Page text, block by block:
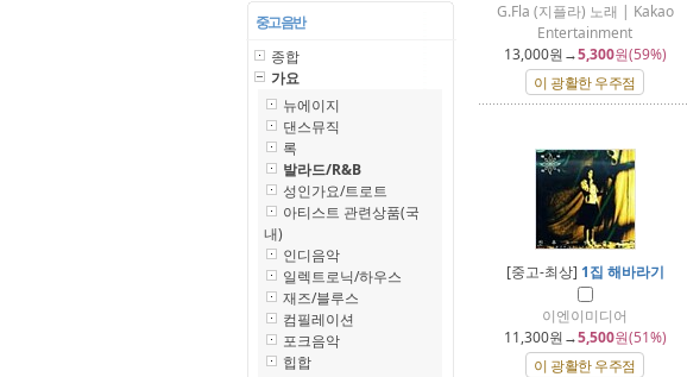
중고 음반
종합
가요
뉴에이지
댄스뮤직
록
발라드/R&B
성인가요/트로트
아티스트 관련상품(국
내)
인디음악
일렉트로닉/하우스
재즈/블루스
컴필레이션
포크음악
힙합
G.Fla (지플라) 노래 | Kakao
Entertainment
13,000원→5,300원(59%)
이 광활한 우주점
[중고-최상] 1집 해바라기
이엔이미디어
11,300원→5,500원(51%)
이 광활한 우주점